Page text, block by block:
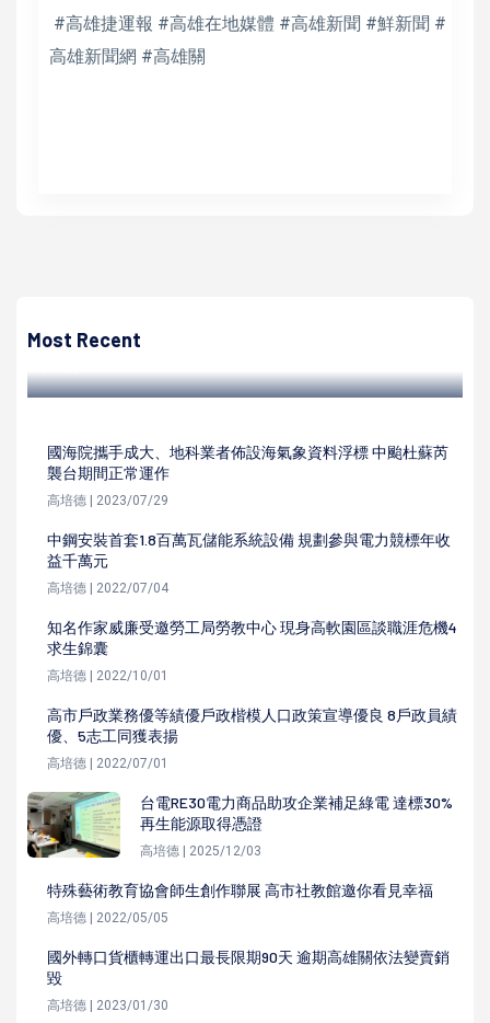
#高雄捷運報 #高雄在地媒體 #高雄新聞 #鮮新聞 #
高雄新聞網 #高雄關
Most Recent
母親節
國海院攜手成大、地科業者佈設海氣象資料浮標 中颱杜蘇芮
襲台期間正常運作
高培德 | 2023/07/29
中鋼安裝首套1.8百萬瓦儲能系統設備 規劃參與電力競標年收
益千萬元
高培德 | 2022/07/04
知名作家威廉受邀勞工局勞教中心 現身高軟園區談職涯危機4
求生錦囊
高培德 | 2022/10/01
高市戶政業務優等績優戶政楷模人口政策宣導優良 8戶政員績
優、5志工同獲表揚
高培德 | 2022/07/01
台電RE30電力商品助攻企業補足綠電 達標30%
再生能源取得憑證
高培德 | 2025/12/03
特殊藝術教育協會師生創作聯展 高市社教館邀你看見幸福
高培德 | 2022/05/05
國外轉口貨櫃轉運出口最長限期90天 逾期高雄關依法變賣銷
毀
高培德 | 2023/01/30